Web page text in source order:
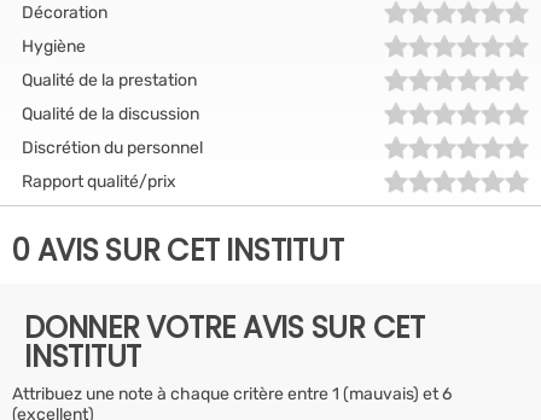
Décoration
Hygiène
Qualité de la prestation
Qualité de la discussion
Discrétion du personnel
Rapport qualité/prix
0 AVIS SUR CET INSTITUT
DONNER VOTRE AVIS SUR CET
INSTITUT
Attribuez une note à chaque critère entre 1 (mauvais) et 6
(excellent)